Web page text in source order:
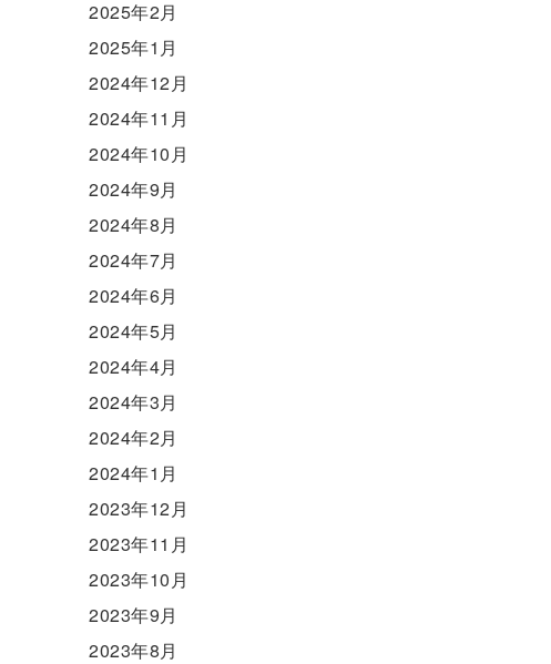
2025年2月
2025年1月
2024年12月
2024年11月
2024年10月
2024年9月
2024年8月
2024年7月
2024年6月
2024年5月
2024年4月
2024年3月
2024年2月
2024年1月
2023年12月
2023年11月
2023年10月
2023年9月
2023年8月